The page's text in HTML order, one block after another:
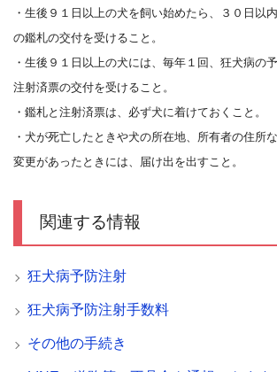
・生後９１日以上の犬を飼い始めたら、３０日以
の鑑札の交付を受けること。
・生後９１日以上の犬には、毎年１回、狂犬病の
注射済票の交付を受けること。
・鑑札と注射済票は、必ず犬に着けておくこと。
・犬が死亡したときや犬の所在地、所有者の住所
変更があったときには、届け出を出すこと。
関連する情報
狂犬病予防注射
狂犬病予防注射手数料
その他の手続き